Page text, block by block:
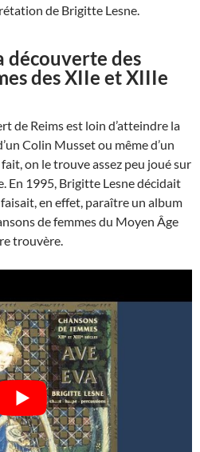
de Brigitte Lesne.
découverte des
des XIIe et XIIIe
de Reims est loin d’atteindre la
Colin Musset ou même d’un
on le trouve assez peu joué sur
En 1995, Brigitte Lesne décidait
en effet, paraître un album
de femmes du Moyen Âge
trouvère.